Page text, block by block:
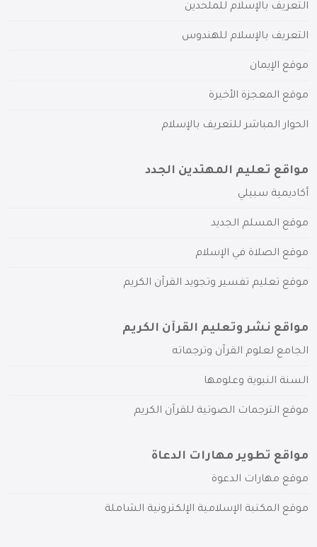
التعريف بالإسلام للملحدين
التعريف بالإسلام للهندوس
موقع الإيمان
موقع المعجزة الأخيرة
الحوار المباشر للتعريف بالإسلام
مواقع تعليم المهتدين الجدد
أكاديمية سبيلي
موقع المسلم الجديد
موقع الصلاة في الإسلام
موقع تعليم تفسير وتجويد القرآن الكريم
مواقع نشر وتعليم القرآن الكريم
الجامع لعلوم القرآن وترجماته
السنة النبوية وعلومها
موقع الترجمات الصوتية للقرآن الكريم
مواقع تطوير مهارات الدعاة
موقع مهارات الدعوة
موقع المكتبة الإسلامية الإلكترونية الشاملة